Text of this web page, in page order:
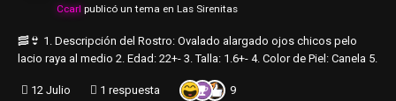
Ccarl publicó un tema en Las Sirenitas
🥓👙 1. Descripción del Rostro: Ovalado alargado ojos chicos pelo
lacio raya al medio 2. Edad: 22+- 3. Talla: 1.6+- 4. Color de Piel: Canela 5.
barriga tetas grandes algo caines obvio 6. Caderas...
12 Julio 1 respuesta 9